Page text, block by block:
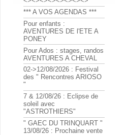
*** A VOS AGENDAS ***
Pour enfants :
AVENTURES DE l'ETE A
PONEY
Pour Ados : stages, randos
AVENTURES A CHEVAL
02->12/08/2026 : Festival
des " Rencontres ARIOSO
"
7 & 12/08/26 : Eclipse de
soleil avec
"ASTROTHIERS"
" GAEC DU TRINQUART "
13/08/26 : Prochaine vente